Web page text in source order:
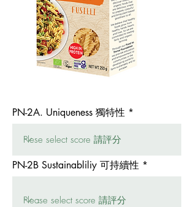
PN-2A. Uniqueness 獨特性
PN-2B Sustainabliliy 可持續性